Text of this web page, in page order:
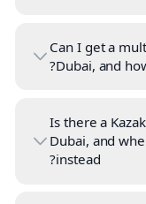
Can I get a
Dubai, and
Is there a
Dubai, and
instead?